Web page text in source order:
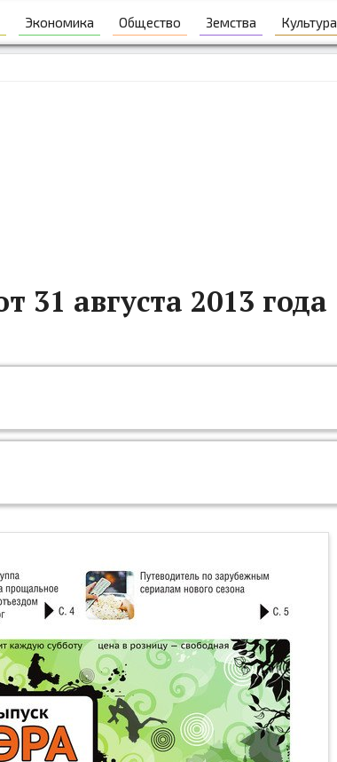
Экономика Общество Земства Культура
31 августа 2013 года